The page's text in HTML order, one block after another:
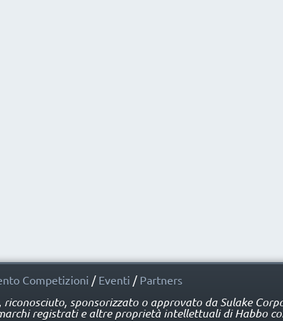
Competizioni / Eventi / Partners
sponsorizzato o approvato da Sulake
registrati e altre proprietà intellettuali di Habbo